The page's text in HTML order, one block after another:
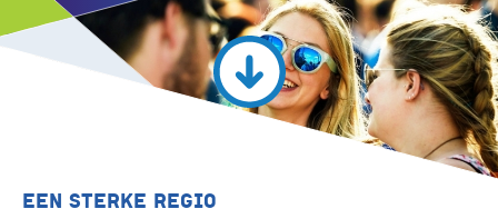
EEN STERKE REGIO